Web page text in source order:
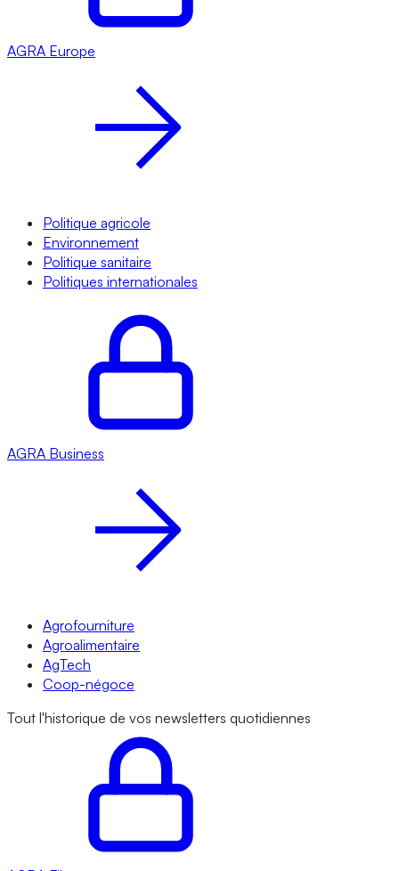
AGRA Europe
Politique agricole
Environnement
Politique sanitaire
Politiques internationales
AGRA Business
Agrofourniture
Agroalimentaire
AgTech
Coop-négoce
Tout l'historique de vos newsletters quotidiennes